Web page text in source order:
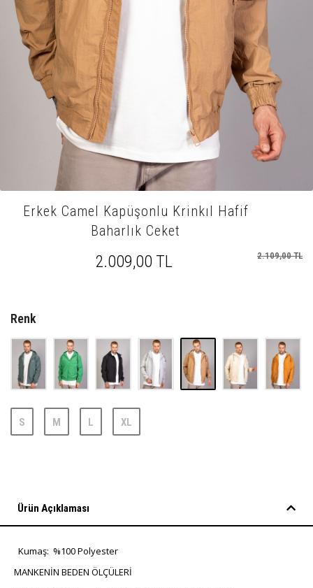
Erkek Camel Kapüşonlu Krinkıl Hafif
Baharlık Ceket
2.009,00 TL 2.109,00 TL
Renk
S M L XL
Ürün Açıklaması
Kumaş: %100 Polyester
MANKENİN BEDEN ÖLÇÜLERİ